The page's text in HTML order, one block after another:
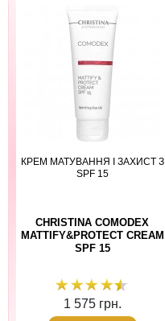
КРЕМ МАТУВАННЯ І ЗАХИСТ З
SPF 15
CHRISTINA COMODEX
MATTIFY&PROTECT CREAM
SPF 15
1 575 грн.